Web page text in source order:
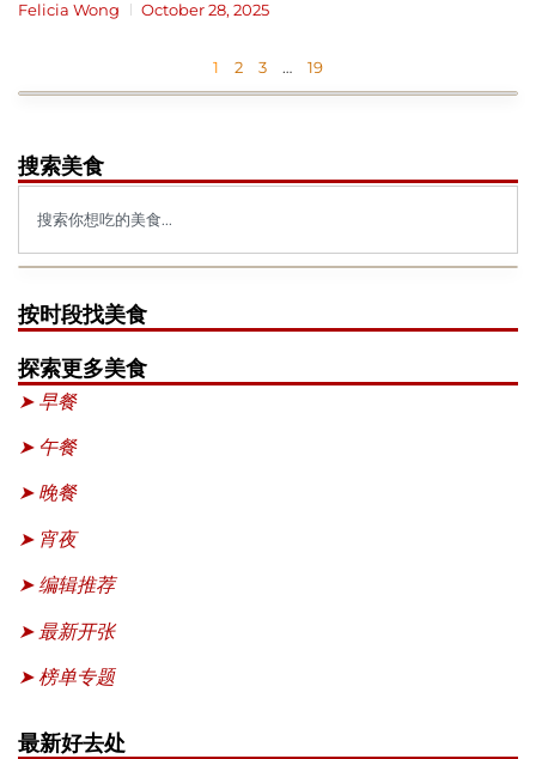
Felicia Wong October 28, 2025
1 2 3 … 19
搜索美食
按时段找美食
➤ 早餐
➤ 午餐
➤ 晚餐
➤ 宵夜
探索更多美食
➤ 编辑推荐
➤ 最新开张
➤ 榜单专题
最新好去处